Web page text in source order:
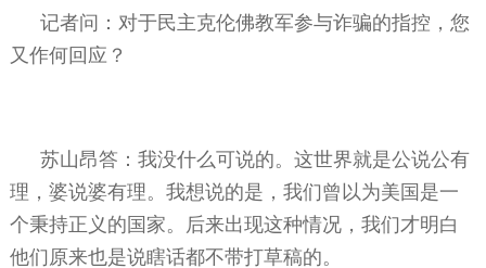
记者问：对于民主克伦佛教军参与诈骗的指控，您
又作何回应？
苏山昂答：我没什么可说的。这世界就是公说公有
理，婆说婆有理。我想说的是，我们曾以为美国是一
个秉持正义的国家。后来出现这种情况，我们才明白
他们原来也是说瞎话都不带打草稿的。